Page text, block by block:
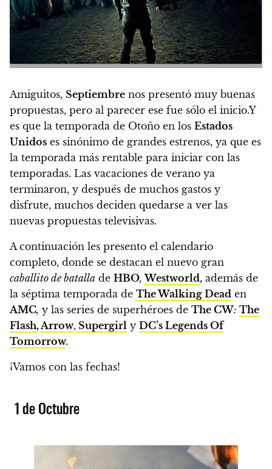
Amiguitos, Septiembre nos presentó muy buenas
propuestas, pero al parecer ese fue sólo el inicio.Y
es que la temporada de Otoño en los Estados
Unidos es sinónimo de grandes estrenos, ya que es
la temporada más rentable para iniciar con las
temporadas. Las vacaciones de verano ya
terminaron, y después de muchos gastos y
disfrute, muchos deciden quedarse a ver las
nuevas propuestas televisivas.
A continuación les presento el calendario
completo, donde se destacan el nuevo gran
caballito de batalla de HBO,Westworld, además de
la séptima temporada de The Walking Dead en
AMC, y las series de superhéroes de The CW: The
Flash,Arrow, Supergirl y DC’s Legends Of
Tomorrow.
¡Vamos con las fechas!
1 de Octubre